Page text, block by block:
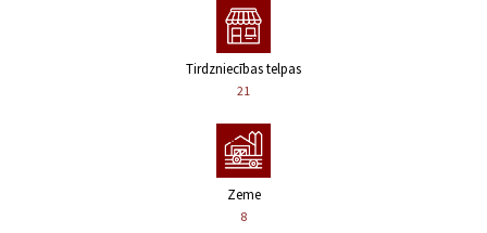
Tirdzniecības telpas
21
Zeme
8